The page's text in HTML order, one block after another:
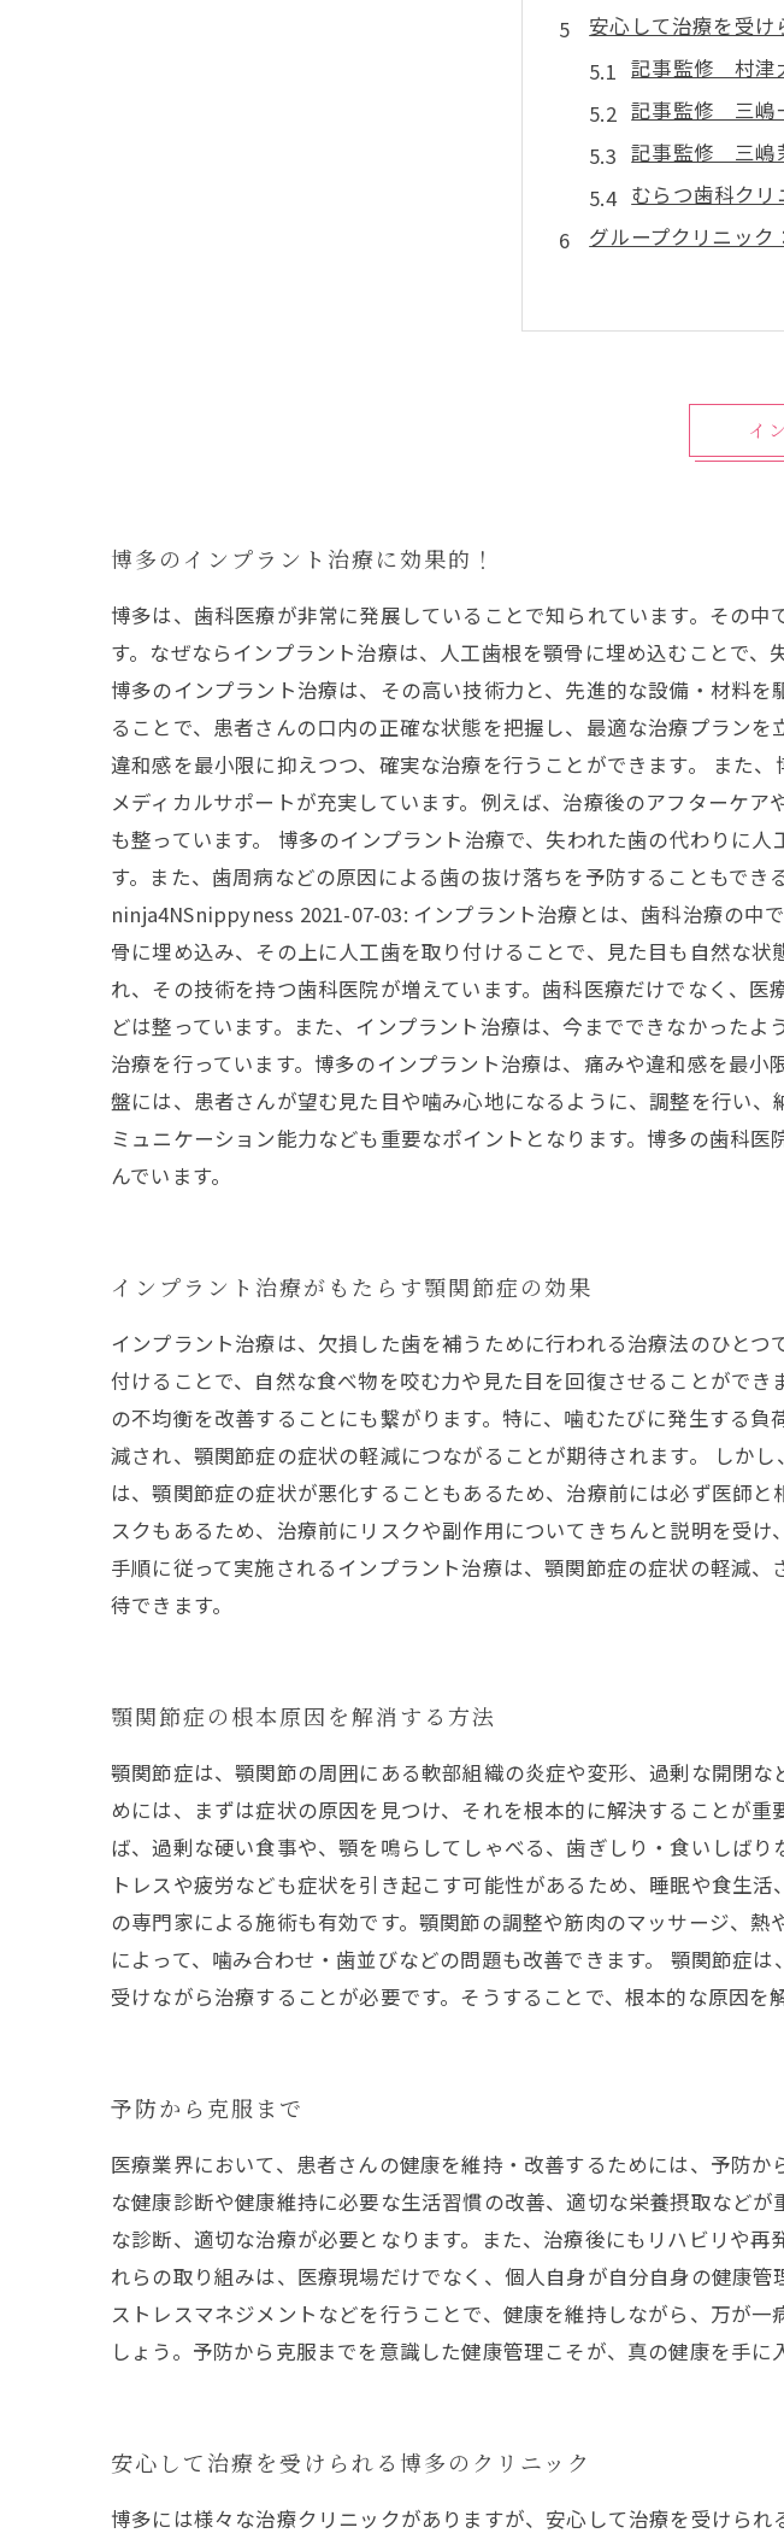
安心して治療を受
記事監修 村津
記事監修 三嶋
記事監修 三嶋
むらつ歯科クリ
グループクリニック
イ
博多のインプラント治療に効果的！
博多は、歯科医療が非常に発展していることで知られています。その
す。なぜならインプラント治療は、人工歯根を顎骨に埋め込むことで
博多のインプラント治療は、その高い技術力と、先進的な設備・材料
ることで、患者さんの口内の正確な状態を把握し、最適な治療プラン
違和感を最小限に抑えつつ、確実な治療を行うことができます。 また
メディカルサポートが充実しています。例えば、治療後のアフターケ
も整っています。 博多のインプラント治療で、失われた歯の代わりに
す。また、歯周病などの原因による歯の抜け落ちを予防することもでき
ninja4NSnippyness 2021-07-03: インプラント治療とは、歯科治療の中
骨に埋め込み、その上に人工歯を取り付けることで、見た目も自然な
れ、その技術を持つ歯科医院が増えています。歯科医療だけでなく、
どは整っています。また、インプラント治療は、今までできなかった
治療を行っています。博多のインプラント治療は、痛みや違和感を最
盤には、患者さんが望む見た目や噛み心地になるように、調整を行い
ミュニケーション能力なども重要なポイントとなります。博多の歯科
んでいます。
インプラント治療がもたらす顎関節症の効果
インプラント治療は、欠損した歯を補うために行われる治療法のひと
付けることで、自然な食べ物を咬む力や見た目を回復させることがで
の不均衡を改善することにも繋がります。特に、噛むたびに発生する
減され、顎関節症の症状の軽減につながることが期待されます。 しか
は、顎関節症の症状が悪化することもあるため、治療前には必ず医師
スクもあるため、治療前にリスクや副作用についてきちんと説明を受
手順に従って実施されるインプラント治療は、顎関節症の症状の軽減
待できます。
顎関節症の根本原因を解消する方法
顎関節症は、顎関節の周囲にある軟部組織の炎症や変形、過剰な開閉
めには、まずは症状の原因を見つけ、それを根本的に解決することが
ば、過剰な硬い食事や、顎を鳴らしてしゃべる、歯ぎしり・食いしば
トレスや疲労なども症状を引き起こす可能性があるため、睡眠や食生
の専門家による施術も有効です。顎関節の調整や筋肉のマッサージ、
によって、噛み合わせ・歯並びなどの問題も改善できます。 顎関節症
受けながら治療することが必要です。そうすることで、根本的な原因を
予防から克服まで
医療業界において、患者さんの健康を維持・改善するためには、予防
な健康診断や健康維持に必要な生活習慣の改善、適切な栄養摂取など
な診断、適切な治療が必要となります。また、治療後にもリハビリや
れらの取り組みは、医療現場だけでなく、個人自身が自分自身の健康
ストレスマネジメントなどを行うことで、健康を維持しながら、万が
しょう。予防から克服までを意識した健康管理こそが、真の健康を手に
安心して治療を受けられる博多のクリニック
博多には様々な治療クリニックがありますが、安心して治療を受けら